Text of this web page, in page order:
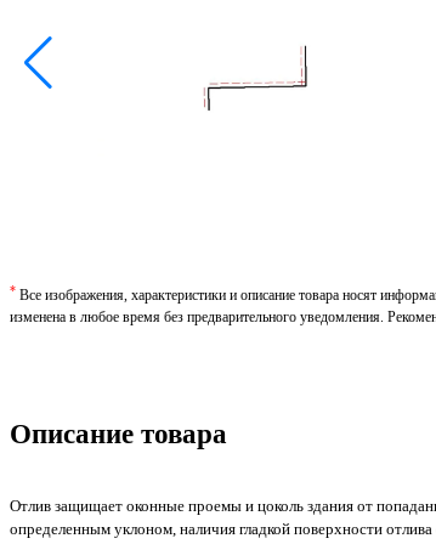
* Все изображения, характеристики и описание товара носят
изменена в любое время без предварительного уведомления.
Описание товара
Отлив защищает оконные проемы и цоколь здания от
определенным уклоном, наличия гладкой поверхности